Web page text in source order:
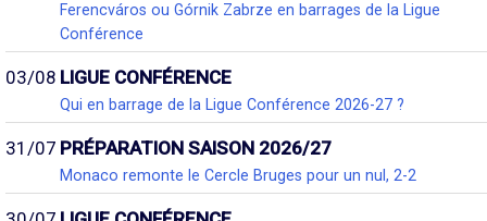
Ferencváros ou Górnik Zabrze en barrages de la Ligue
Conférence
03/08 LIGUE CONFÉRENCE
Qui en barrage de la Ligue Conférence 2026-27 ?
31/07 PRÉPARATION SAISON 2026/27
Monaco remonte le Cercle Bruges pour un nul, 2-2